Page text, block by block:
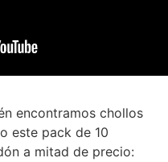
encontramos chollos
este pack de 10
a mitad de precio: